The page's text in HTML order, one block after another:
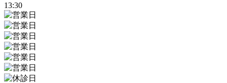
13:30